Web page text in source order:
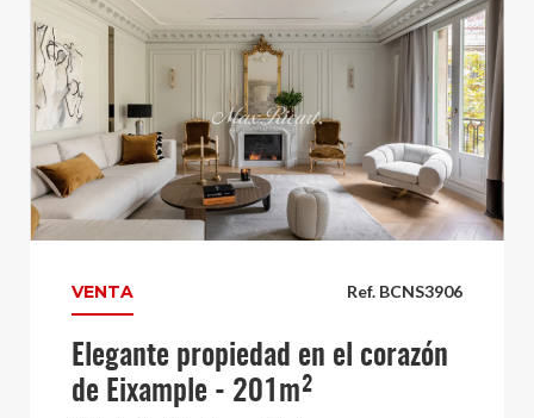
Ref. BCNS3906
VENTA
Elegante propiedad en el corazón
de Eixample - 201m²